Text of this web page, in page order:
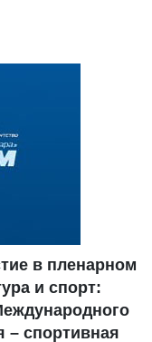
в пленарном
и спорт:
– спортивная